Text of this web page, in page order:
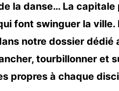
la danse… La
font swinguer la
notre dossier
tourbillonner et
propres à chaque